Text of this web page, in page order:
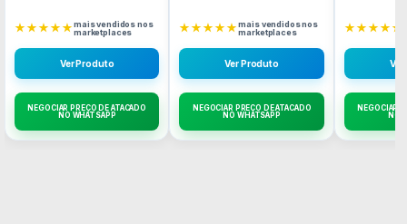
★★★★★mais vendidos nos
marketplaces
Ver Produto
NEGOCIAR PREÇO DE ATACADO
NO WHATSAPP
★★★★★mais vendidos nos
marketplaces
Ver Produto
NEGOCIAR PREÇO DE ATACADO
NO WHATSAPP
★★★★★
NEGOCIAR
NO